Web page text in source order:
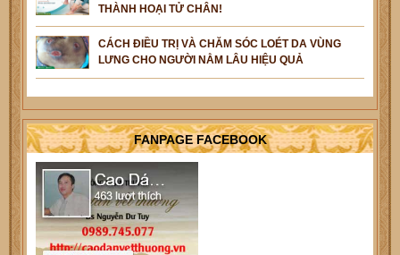
THÀNH HOẠI TỬ CHÂN!
CÁCH ĐIỀU TRỊ VÀ CHĂM SÓC LOÉT DA VÙNG
LƯNG CHO NGƯỜI NẰM LÂU HIỆU QUẢ
FANPAGE FACEBOOK